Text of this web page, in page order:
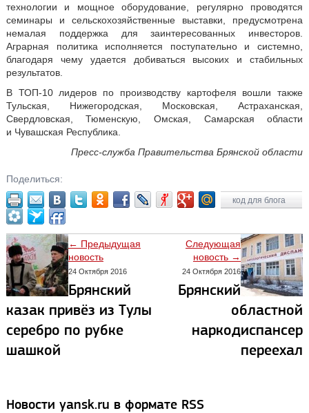
технологии и мощное оборудование, регулярно проводятся
семинары и сельскохозяйственные выставки, предусмотрена
немалая поддержка для заинтересованных инвесторов.
Аграрная политика исполняется поступательно и системно,
благодаря чему удается добиваться высоких и стабильных
результатов.
В ТОП-10 лидеров по производству картофеля вошли также
Тульская, Нижегородская, Московская, Астраханская,
Свердловская, Тюменскую, Омская, Самарская области
и Чувашская Республика.
Пресс-служба Правительства Брянской области
Поделиться:
код для блога
← Предыдущая
новость
24 Октября 2016
Брянский
казак привёз из Тулы
серебро по рубке
шашкой
Следующая
новость →
24 Октября 2016
Брянский
областной
наркодиспансер
переехал
Новости yansk.ru в формате RSS